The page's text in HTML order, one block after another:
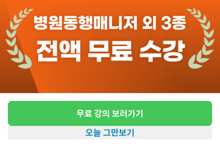
높은급여
관심 일자리정보 더보기
등록
도보 22분 ~ 27분 예상
무료 강의 보러가기
오늘 그만보기